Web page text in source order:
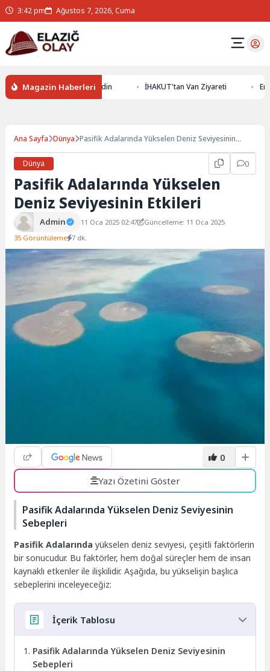
3:42 pm Ağustos 7, 2026, Cuma
Magazin Haberleri
Gizemlerini Keşfedin İHAKUT'tan Van Ziyareti
Ana Sayfa Dünya Pasifik Adalarında Yükselen Deniz Seviyesinin
Dünya
0
Pasifik Adalarında Yükselen
Deniz Seviyesinin Etkileri
Admin 11 Oca 2025 02:47
Güncelleme: 11 Oca 2025
35 Görüntüleme 7 dk.
0
Yazı Özetini Göster
Pasifik Adalarında Yükselen Deniz Seviyesinin
Sebepleri
Pasifik Adalarında yükselen deniz seviyesi, çeşitli faktörlerin
bir sonucudur. Bu faktörler, hem doğal süreçler hem de insan
kaynaklı etkenler ile ilişkilidir. Aşağıda, bu yükselişin başlıca
sebeplerini inceleyeceğiz:
İçerik Tablosu
Pasifik Adalarında Yükselen Deniz Seviyesinin
Sebepleri